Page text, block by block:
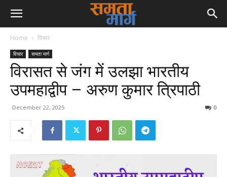
Home विचार
विचार समता मार्ग
विरासत से जंग में उलझा भारतीय
उपमहाद्वीप – अरुण कुमार त्रिपाठी
December 22, 2025 0